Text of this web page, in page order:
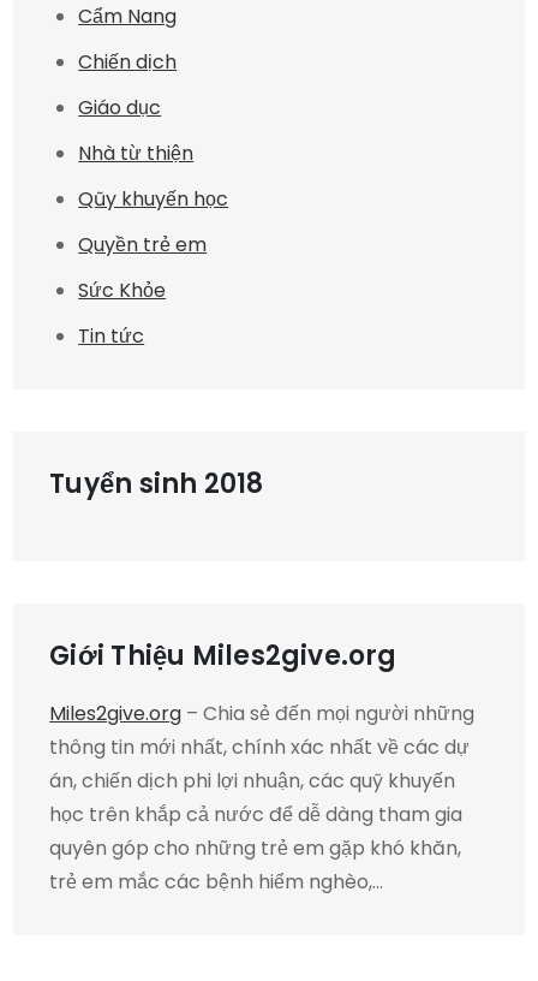
Cẩm Nang
Chiến dịch
Giáo dục
Nhà từ thiện
Qũy khuyến học
Quyền trẻ em
Sức Khỏe
Tin tức
Tuyển sinh 2018
Giới Thiệu Miles2give.org
Miles2give.org – Chia sẻ đến mọi người những
thông tin mới nhất, chính xác nhất về các dự
án, chiến dịch phi lợi nhuận, các quỹ khuyến
học trên khắp cả nước để dễ dàng tham gia
quyên góp cho những trẻ em gặp khó khăn,
trẻ em mắc các bệnh hiểm nghèo,…